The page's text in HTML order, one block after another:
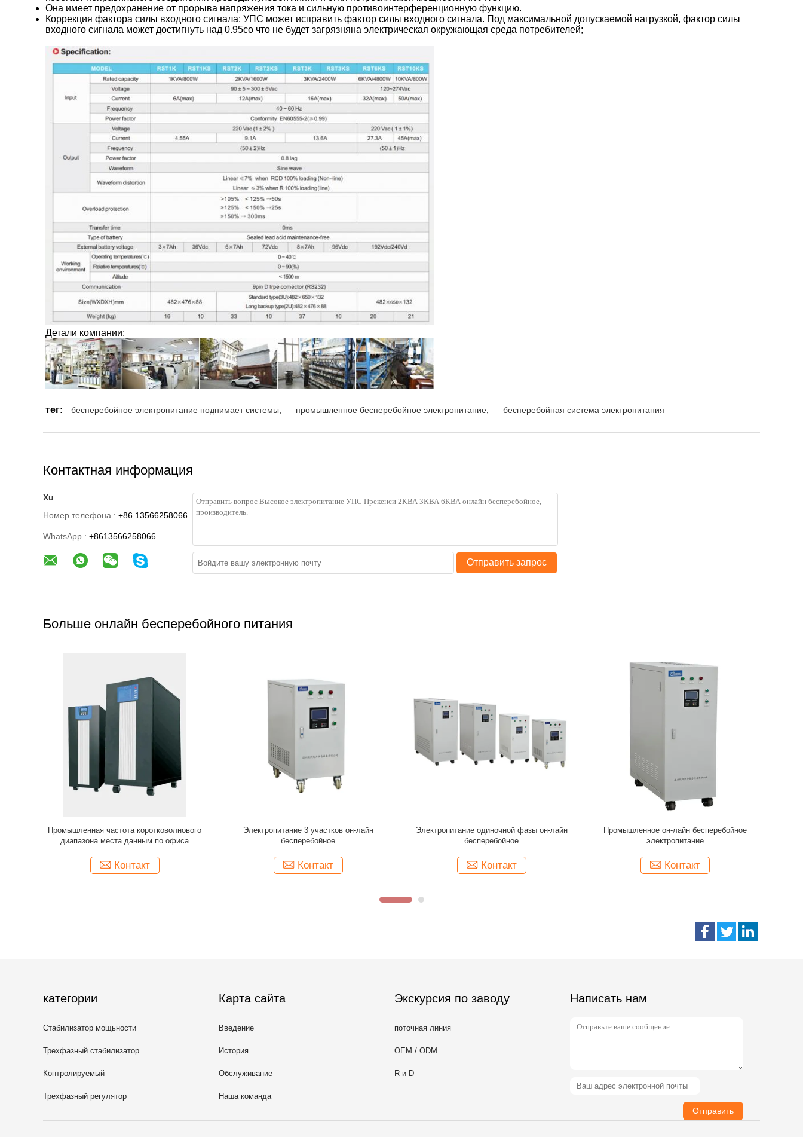
Она имеет предохранение от прорыва напряжения тока и сильную противоинтерференционную функцию.
Коррекция фактора силы входного сигнала: УПС может исправить фактор силы входного сигнала. Под максимальной допускаемой нагрузкой, фактор силы
входного сигнала может достигнуть над 0.95со что не будет загрязняна электрическая окружающая среда потребителей;
Детали компании:
тег: бесперебойное электропитание поднимает системы промышленное бесперебойное электропитание бесперебойная система электропитания
Контактная информация
Xu
Номер телефона : +86 13566258066
WhatsApp : +8613566258066
Отправить запрос
Больше онлайн бесперебойного питания
электропитание UPS 10KVA 220V он-лайн
бесперебойное с управлением DSP
Контакт
Электропитание KVA 380V одиночной фазы
15 высокой эффективности он-лайн
Контакт
Низкочастотные системы UPS
электропитания 30 KVA 380V он-лайн
Контакт
200 электропитание UPS KVA 380V он-лайн
бесперебойное для сервера компьютера
Контакт
категории
Стабилизатор мощьности
импульса
Трехфазный стабилизатор
напряжения тока
Контролируемый
сервоприводом стабилизатор
Трехфазный регулятор
Карта сайта
Введение
История
Обслуживание
Наша команда
Экскурсия по заводу
поточная линия
OEM / ODM
R и D
Написать нам
Отправить